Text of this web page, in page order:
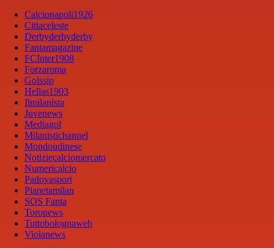
Calcionapoli1926
Cittaceleste
Derbyderbyderby
Fantamagazine
FCInter1908
Forzaroma
Golssip
Hellas1903
Ilmilanista
Juvenews
Mediagol
Milanistichannel
Mondoudinese
Notiziecalciomercato
Numericalcio
Padovasport
Pianetamilan
SOS Fanta
Toronews
Tuttobolognaweb
Violanews